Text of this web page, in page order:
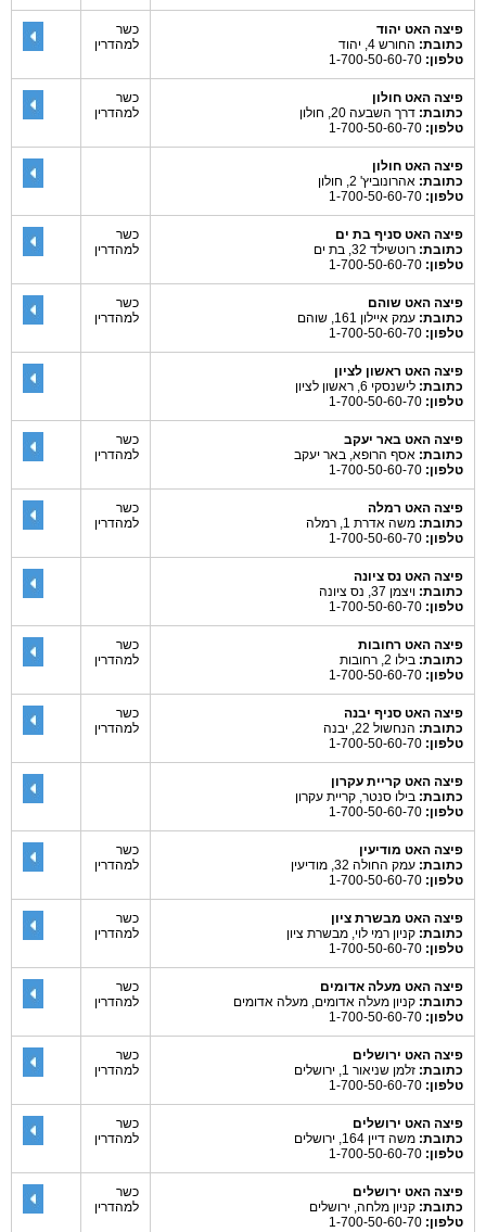
פיצה האט יהוד
כתובת: החורש 4, יהוד
טלפון:
כשר
למהדרין
פיצה האט חולון
כתובת: דרך השבעה 20, חולון
טלפון:
כשר
למהדרין
פיצה האט חולון
כתובת: אהרונוביץ' 2, חולון
טלפון:
פיצה האט סניף בת ים
כתובת: רוטשילד 32, בת ים
טלפון:
כשר
למהדרין
פיצה האט שוהם
כתובת: עמק איילון 161, שוהם
טלפון:
כשר
למהדרין
פיצה האט ראשון לציון
כתובת: לישנסקי 6, ראשון לציון
טלפון:
פיצה האט באר יעקב
כתובת: אסף הרופא, באר יעקב
טלפון:
כשר
למהדרין
פיצה האט רמלה
כתובת: משה אדרת 1, רמלה
טלפון:
כשר
למהדרין
פיצה האט נס ציונה
כתובת: ויצמן 37, נס ציונה
טלפון:
פיצה האט רחובות
כתובת: בילו 2, רחובות
טלפון:
כשר
למהדרין
פיצה האט סניף יבנה
כתובת: הנחשול 22, יבנה
טלפון:
כשר
למהדרין
פיצה האט קריית עקרון
כתובת: בילו סנטר, קריית עקרון
טלפון:
פיצה האט מודיעין
כתובת: עמק החולה 32, מודיעין
טלפון:
כשר
למהדרין
פיצה האט מבשרת ציון
כתובת: קניון רמי לוי, מבשרת ציון
טלפון:
כשר
למהדרין
פיצה האט מעלה אדומים
כתובת: קניון מעלה אדומים, מעלה אדומים
טלפון:
כשר
למהדרין
פיצה האט ירושלים
כתובת: זלמן שניאור 1, ירושלים
טלפון:
כשר
למהדרין
פיצה האט ירושלים
כתובת: משה דיין 164, ירושלים
טלפון:
כשר
למהדרין
פיצה האט ירושלים
כתובת: קניון מלחה, ירושלים
טלפון:
כשר
למהדרין